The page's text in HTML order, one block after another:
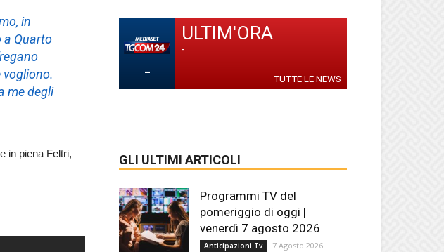
in
a Quarto
me degli
in piena Feltri,
-
ULTIM'ORA
-
TUTTE LE NEWS
GLI ULTIMI ARTICOLI
Programmi TV del
pomeriggio di oggi |
venerdì 7 agosto 2026
Anticipazioni Tv 7 Agosto 2026